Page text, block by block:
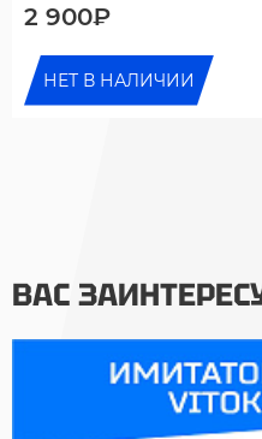
2 900₽
НЕТ В НАЛИЧИИ
ВАС